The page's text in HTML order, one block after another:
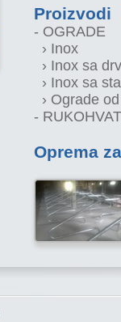
Proizvodi
- OGRADE
› Inox
› Inox sa
› Inox sa
› Ograde
-
Oprema